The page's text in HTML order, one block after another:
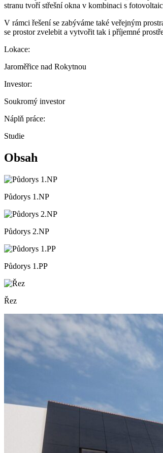
stranu tvoří střešní okna v kombinaci s
V rámci řešení se zabýváme také veřejným
se prostor zvelebit a vytvořit tak i příjemné
Lokace:
Jaroměřice nad Rokytnou
Investor:
Soukromý investor
Náplň práce:
Studie
Obsah
Půdorys 1.NP
Půdorys 2.NP
Půdorys 1.PP
Řez